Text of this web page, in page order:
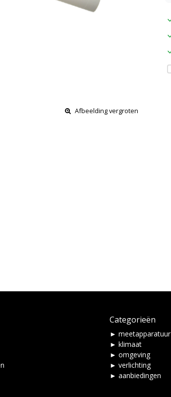
Afbeelding vergroten
Categorieën
► meetapparatuur
► klimaat
► omgeving
► verlichting
► aanbiedingen